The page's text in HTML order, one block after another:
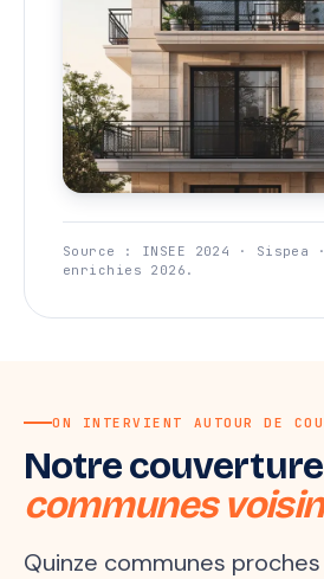
Source : INSEE 2024 · Sispea
enrichies 2026.
ON INTERVIENT AUTOUR DE
Notre couverture
communes
Quinze communes